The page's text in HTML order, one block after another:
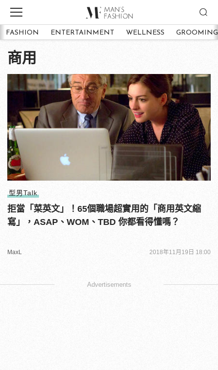
FASHION ENTERTAINMENT WELLNESS GROOMING
商用
型男Talk
拒當「菜英文」！65個職場超實用的「商用英文縮
寫」，ASAP、WOM、TBD 你都看得懂嗎？
MaxL 2018年11月19日 18:00
Advertisements